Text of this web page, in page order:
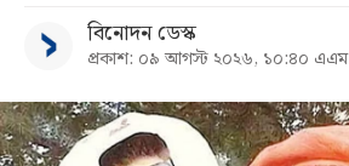
বিনোদন ডেস্ক
প্রকাশ: ০৯ আগস্ট ২০২৬, ১০:৪০ এএম